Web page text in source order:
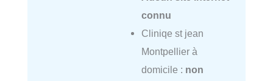
connu
Cliniqe st jean
Montpellier à
domicile : non